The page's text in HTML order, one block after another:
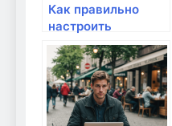
Как правильно
настроить
родительский
контроль в сети:
пошаговое
руководство для
безопасного